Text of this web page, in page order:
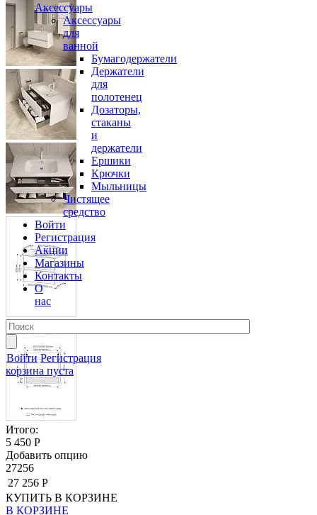
Аксессуары
Аксессуары
для
ванной
Бумагодержатели
Держатели
для
полотенец
Дозаторы,
стаканы
и
держатели
Ершики
Крючки
Мыльницы
Чистящее
средство
Войти
Регистрация
Акции
Магазины
Контакты
О
нас
Войти Регистрация
корзина пуста
Итого:
5 450 Р
Добавить опцию
27256
27 256 Р
КУПИТЬ В КОРЗИНЕ
В КОРЗИНЕ